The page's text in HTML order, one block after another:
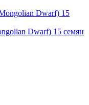
Dwarf) 15 семян